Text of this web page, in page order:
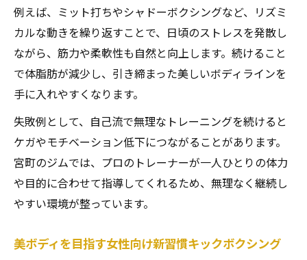
例えば、ミット打ちやシャドーボクシングなど、リズミ
カルな動きを繰り返すことで、日頃のストレスを発散し
ながら、筋力や柔軟性も自然と向上します。続けること
で体脂肪が減少し、引き締まった美しいボディラインを
手に入れやすくなります。
失敗例として、自己流で無理なトレーニングを続けると
ケガやモチベーション低下につながることがあります。
宮町のジムでは、プロのトレーナーが一人ひとりの体力
や目的に合わせて指導してくれるため、無理なく継続し
やすい環境が整っています。
美ボディを目指す女性向け新習慣キックボクシング